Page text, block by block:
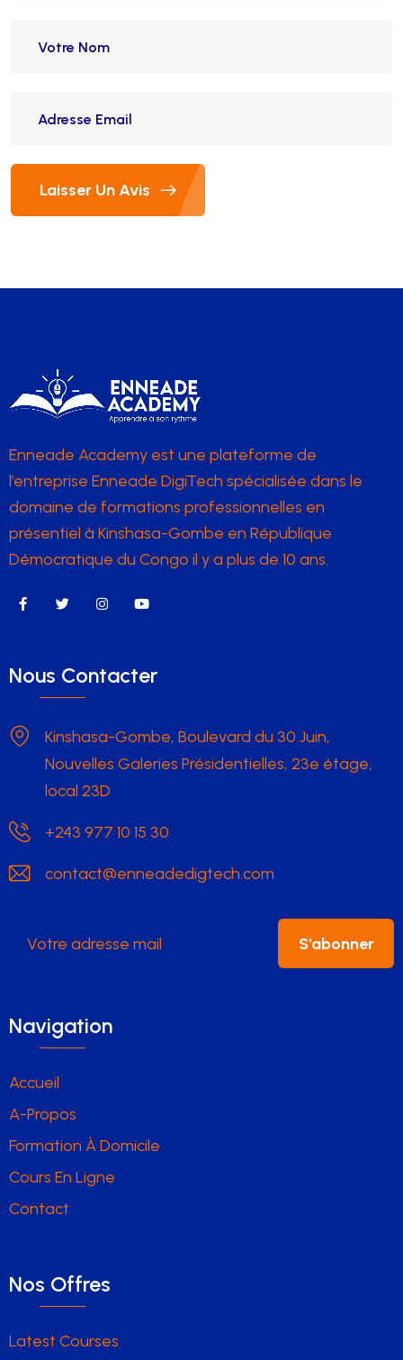
Laisser Un Avis
Enneade Academy est une plateforme de
l’entreprise Enneade DigiTech spécialisée dans le
domaine de formations professionnelles en
présentiel à Kinshasa-Gombe en République
Démocratique du Congo il y a plus de 10 ans.
Nous Contacter
Kinshasa-Gombe, Boulevard du 30 Juin,
Nouvelles Galeries Présidentielles, 23e étage,
local 23D
+243 977 10 15 30
contact@enneadedigtech.com
S'abonner
Navigation
Accueil
A-Propos
Formation À Domicile
Cours En Ligne
Contact
Nos Offres
Latest Courses